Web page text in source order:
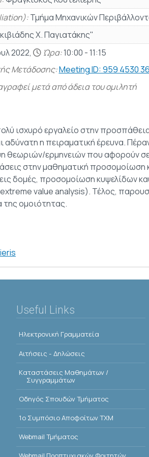
Τμήμα Μηχανικών
Χ. Παγιατάκης"
2022, Ώρα:10:00 - 11:15
Μετάδοσης:Meeting ID: 959 4530
μετά από άδεια του ομιλητή
ισχυρό εργαλείο στην
αδύνατη η πειραματική έρευνα.
θεωριών/ερμηνειών που αφορούν
στην μαθηματική
δομές, προσομοίωση κυψελίδων
value analysis). Τέλος,
της ομοιότητας.
Useful Links
Ηλεκτρονική Γραμματεία
Αιτήσεις - Δηλώσεις
Kαταστάσεις Μαθημάτων /
Συγγραμμάτων
Οδηγός Σπουδών Τμήματος
1o Συμπόσιο Αποφοίτων ΤΧΜ
Webmail Τμήματος